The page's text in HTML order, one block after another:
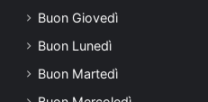
Buon Giovedì
Buon Lunedì
Buon Martedì